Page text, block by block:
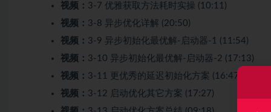
视频： 3-7 优雅获取方法耗时实操 (10:11)
视频： 3-8 异步优化详解 (20:50)
视频： 3-9 异步初始化最优解-启动器-1 (11:54)
视频： 3-10 异步初始化最优解-启动器-2 (17:13)
视频： 3-11 更优秀的延迟初始化方案 (16:47)
视频： 3-12 启动优化其它方案 (17:27)